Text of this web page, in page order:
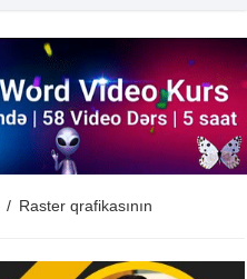
/ Raster qrafikasının